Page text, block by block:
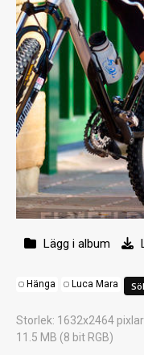
Lägg i album
Hänga Luca Mara
Storlek: 1632x2464
11.5 MB (8 bit RGB)